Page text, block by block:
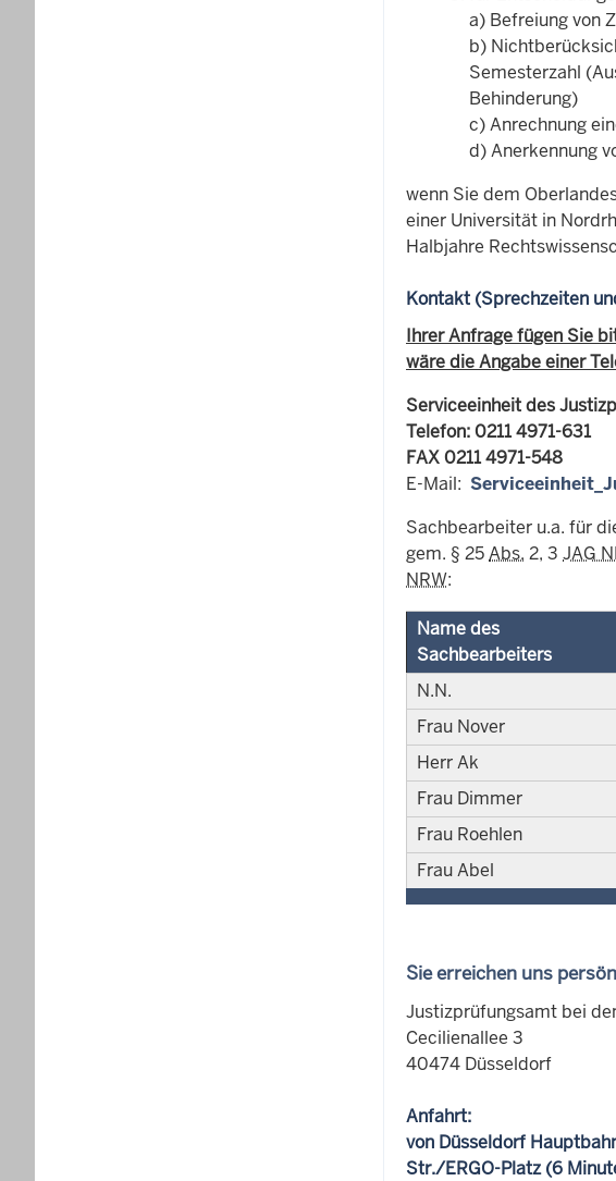
a) Befreiung von
b)
Semesterzahl
Behinderung)
c) Anrechnung
d) Anerkennung
wenn Sie dem
einer Universität in
Halbjahre
Kontakt (Sprechzeiten
Ihrer Anfrage fügen Sie
wäre die Angabe einer
Serviceeinheit des
Telefon: 0211 4971-631
FAX 0211 4971-548
E-Mail:
Sachbearbeiter u.a. für
gem. § 25Abs. 2, 3 JAG
NRW:
Name des
Sachbearbeiters
N.N.
Frau Nover
Herr Ak
Frau Dimmer
Frau Roehlen
Frau Abel
Sie erreichen uns
Justizprüfungsamt bei
Cecilienallee 3
40474 Düsseldorf
Anfahrt:
von Düsseldorf
Str./ERGO-Platz (6